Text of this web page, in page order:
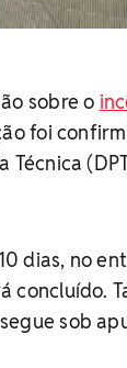
sobre o
foi
dias, no
concluído.
sob